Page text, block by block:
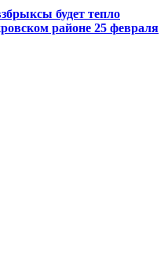
будет тепло
районе 25 февраля